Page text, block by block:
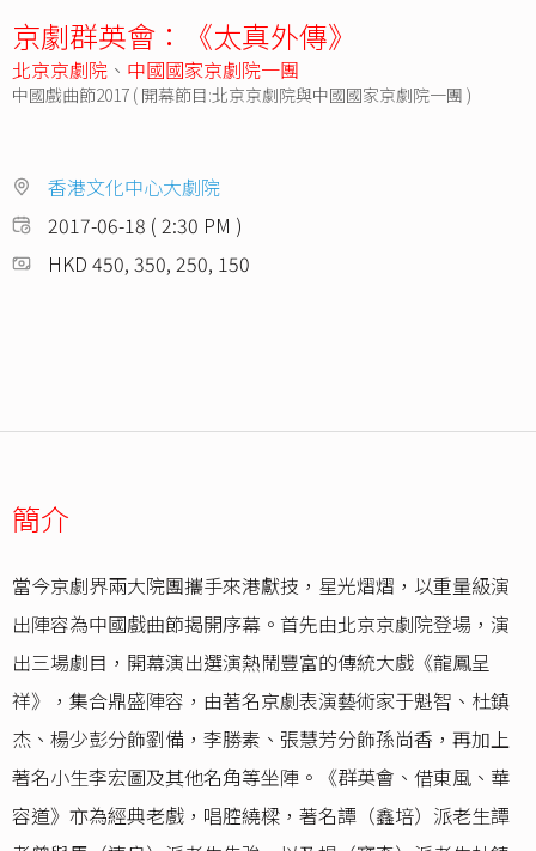
京劇群英會：《太真外傳》
北京京劇院 、 中國國家京劇院一團
中國戲曲節2017 ( 開幕節目:北京京劇院與中國國家京劇院一團 )
香港文化中心大劇院
2017-06-18 ( 2:30 PM )
HKD 450, 350, 250, 150
簡介
當今京劇界兩大院團攜手來港獻技，星光熠熠，以重量級演
出陣容為中國戲曲節揭開序幕。首先由北京京劇院登場，演
出三場劇目，開幕演出選演熱鬧豐富的傳統大戲《龍鳳呈
祥》，集合鼎盛陣容，由著名京劇表演藝術家于魁智、杜鎮
杰、楊少彭分飾劉備，李勝素、張慧芳分飾孫尚香，再加上
著名小生李宏圖及其他名角等坐陣。《群英會、借東風、華
容道》亦為經典老戲，唱腔繞樑，著名譚（鑫培）派老生譚